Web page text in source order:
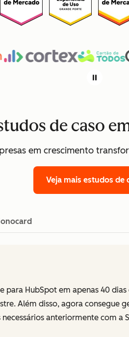
de caso
em crescimento
Veja mais estudos de
para HubSpot em apenas 40
Além disso, agora consegue
anteriormente com a